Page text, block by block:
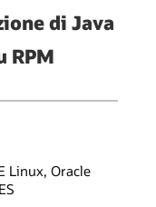
di Java
RPM
Linux, Oracle